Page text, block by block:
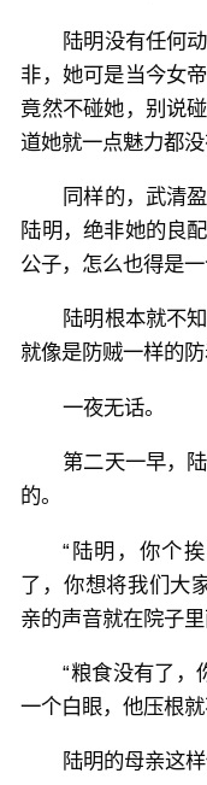
陆明没有任何
非，她可是当今女
竟然不碰她，别说
道她就一点魅力都没
同样的，武清
陆明，绝非她的良
公子，怎么也得是一
陆明根本就不
就像是防贼一样的防
一夜无话。
第二天一早，
的。
“陆明，你个
了，你想将我们大
亲的声音就在院子里
“粮食没有了，
一个白眼，他压根
陆明的母亲这